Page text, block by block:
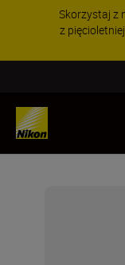
Skorzystaj z
z